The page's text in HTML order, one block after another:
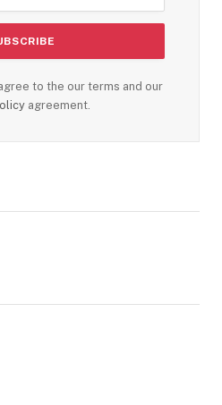
to the our terms and our
agreement.